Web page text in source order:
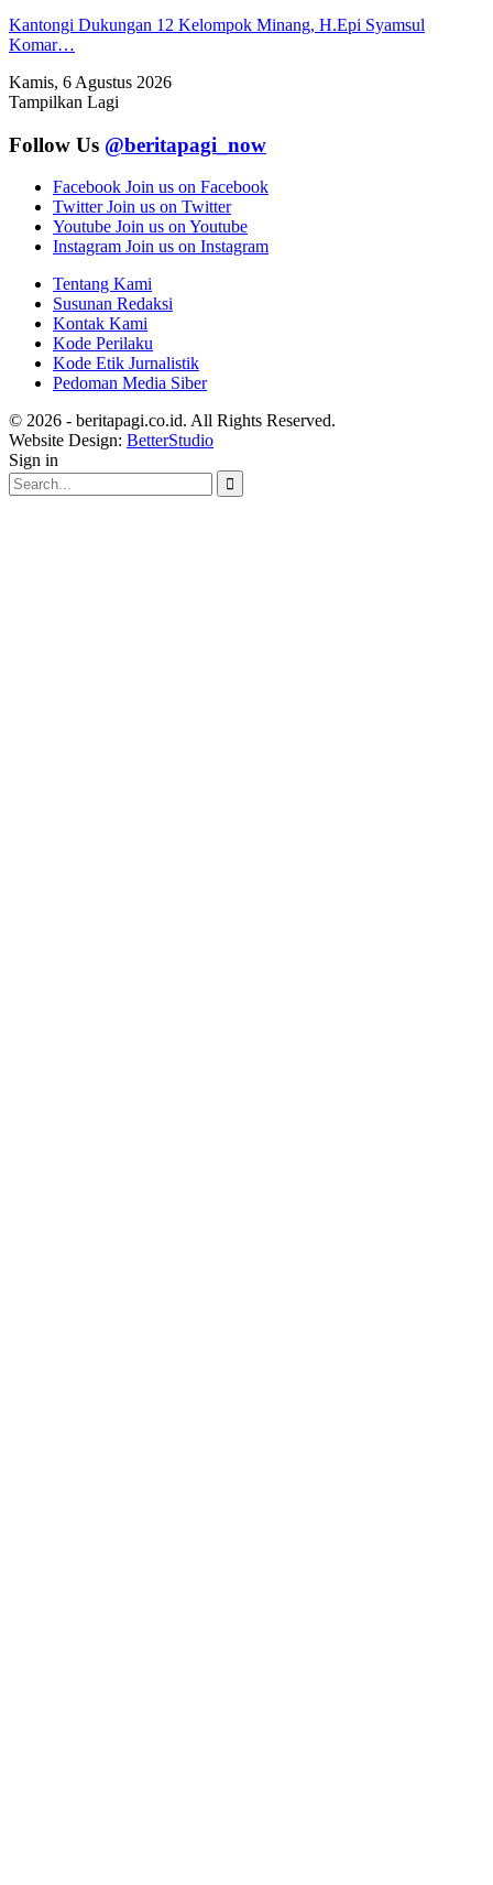
Kantongi Dukungan 12 Kelompok Minang, H.Epi Syamsul
Komar…
Kamis, 6 Agustus 2026
Tampilkan Lagi
Follow Us @beritapagi_now
Facebook Join us on Facebook
Twitter Join us on Twitter
Youtube Join us on Youtube
Instagram Join us on Instagram
Tentang Kami
Susunan Redaksi
Kontak Kami
Kode Perilaku
Kode Etik Jurnalistik
Pedoman Media Siber
© 2026 - beritapagi.co.id. All Rights Reserved.
Website Design: BetterStudio
Sign in